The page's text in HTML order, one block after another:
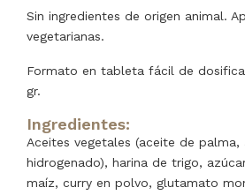
Sin ingredientes de origen animal.
vegetarianas.
Formato en tableta fácil de
gr.
Ingredientes:
Aceites vegetales (aceite de
hidrogenado), harina de trigo,
maíz, curry en polvo, glutamato